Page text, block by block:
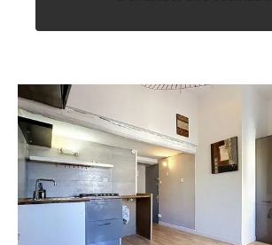
AGDE 34
15,54 m2, 1 pièce
Ref : 4624
Appartement Studio à vendre
49 000 €